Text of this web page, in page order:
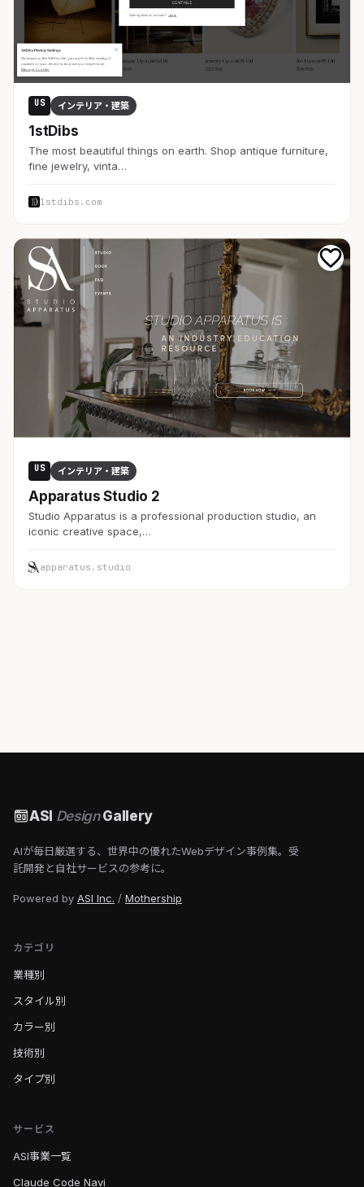
US インテリア・建築
1stDibs
The most beautiful things on earth. Shop antique furniture,
fine jewelry, vinta…
1stdibs.com
US インテリア・建築
Apparatus Studio 2
Studio Apparatus is a professional production studio, an
iconic creative space,…
apparatus.studio
ASI DesignGallery
AIが毎日厳選する、世界中の優れたWebデザイン事例集。受
託開発と自社サービスの参考に。
Powered by ASI Inc. / Mothership
カテゴリ
業種別
スタイル別
カラー別
技術別
タイプ別
サービス
ASI事業一覧
Claude Code Navi